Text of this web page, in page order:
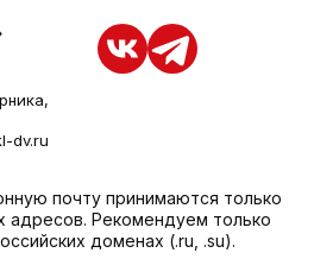
dv.ru
почту принимаются только
адресов. Рекомендуем только
доменах (.ru, .su).